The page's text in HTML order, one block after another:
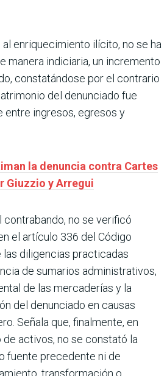
enriquecimiento ilícito, no se ha
manera indiciaria, un incremento
constatándose por el contrario
del denunciado fue
entre ingresos, egresos y
la denuncia contra Cartes
Giuzzio y Arregui
contrabando, no se verificó
el artículo 336 del Código
las diligencias practicadas
de sumarios administrativos,
de las mercaderías y la
del denunciado en causas
Señala que, finalmente, en
activos, no se constató la
fuente precedente ni de
transformación o